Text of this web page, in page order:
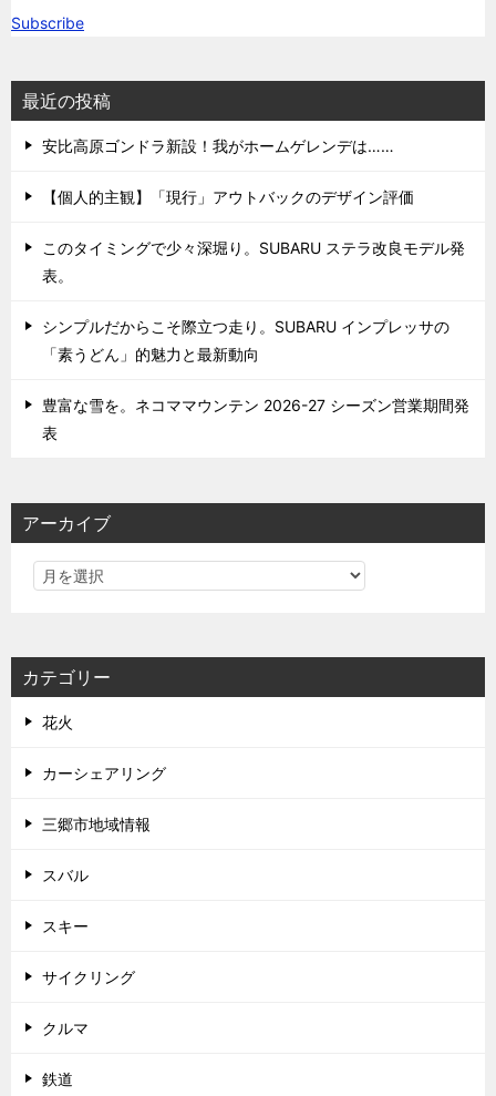
Subscribe
最近の投稿
安比高原ゴンドラ新設！我がホームゲレンデは……
【個人的主観】「現行」アウトバックのデザイン評価
このタイミングで少々深堀り。SUBARU ステラ改良モデル発
表。
シンプルだからこそ際立つ走り。SUBARU インプレッサの
「素うどん」的魅力と最新動向
豊富な雪を。ネコママウンテン 2026-27 シーズン営業期間発
表
アーカイブ
カテゴリー
花火
カーシェアリング
三郷市地域情報
スバル
スキー
サイクリング
クルマ
鉄道